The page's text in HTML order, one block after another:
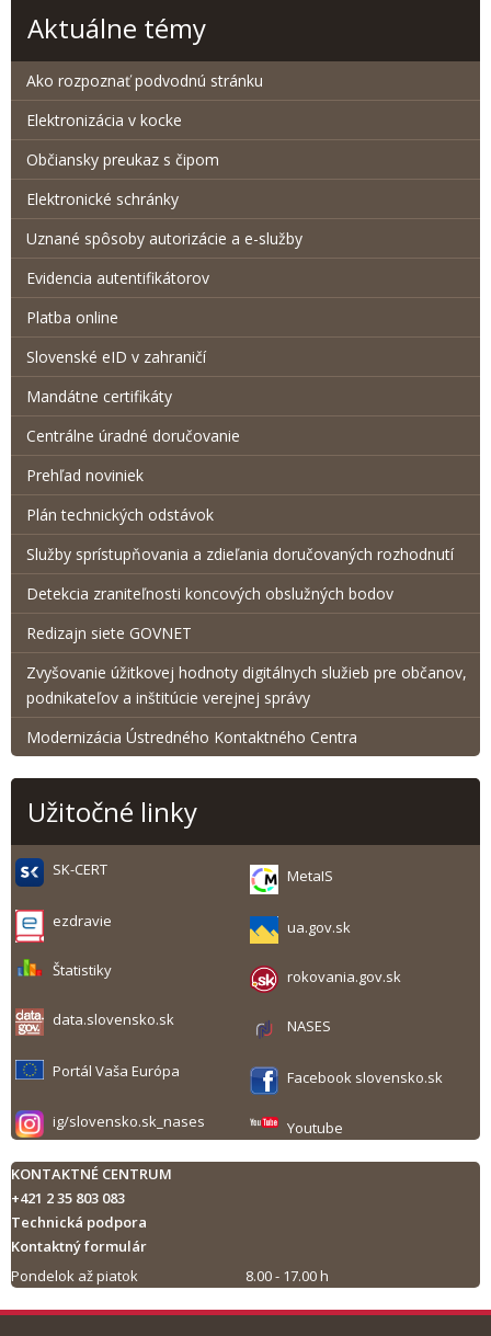
Aktuálne témy
Ako rozpoznať podvodnú stránku
Elektronizácia v kocke
Občiansky preukaz s čipom
Elektronické schránky
Uznané spôsoby autorizácie a e-služby
Evidencia autentifikátorov
Platba online
Slovenské eID v zahraničí
Mandátne certifikáty
Centrálne úradné doručovanie
Prehľad noviniek
Plán technických odstávok
Služby sprístupňovania a zdieľania doručovaných rozhodnutí
Detekcia zraniteľnosti koncových obslužných bodov
Redizajn siete GOVNET
Zvyšovanie úžitkovej hodnoty digitálnych služieb pre občanov,
podnikateľov a inštitúcie verejnej správy
Modernizácia Ústredného Kontaktného Centra
Užitočné linky
SK-CERT MetaIS
ezdravie ua.gov.sk
Štatistiky rokovania.gov.sk
data.slovensko.sk NASES
Portál Vaša Európa Facebook slovensko.sk
ig/slovensko.sk_nases Youtube
KONTAKTNÉ CENTRUM
+421 2 35 803 083
Technická podpora
Kontaktný formulár
Pondelok až piatok
8.00 - 17.00 h
Tlač obsahu